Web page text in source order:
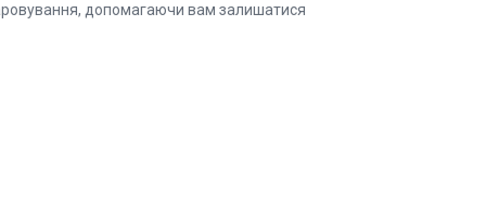
допомагаючи вам залишатися